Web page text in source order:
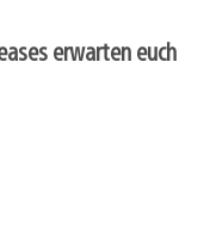
erwarten euch